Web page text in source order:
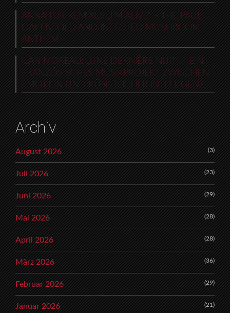
ANNA TUR REMIXES „I’M ALIVE“ – THE PAUL
OAKENFOLD AND INFECTED MUSHROOM
ANTHEM
ILAN MOREAU: „UNE DERNIÈRE NUIT“ – EIN
FRANZÖSISCHES MUSIKPROJEKT ZWISCHEN
EMOTION UND KÜNSTLICHER INTELLIGENZ
Archiv
August 2026 (3)
Juli 2026 (23)
Juni 2026 (29)
Mai 2026 (28)
April 2026 (28)
März 2026 (36)
Februar 2026 (29)
Januar 2026 (21)